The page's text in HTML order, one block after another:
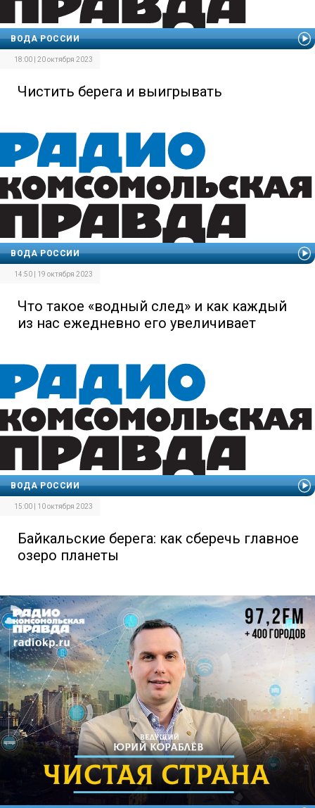
ВОДА РОССИИ
18:00 | 20 октября 2023
Чистить берега и выигрывать
ВОДА РОССИИ
14:50 | 19 октября 2023
Что такое «водный след» и как каждый
из нас ежедневно его увеличивает
ВОДА РОССИИ
15:00 | 10 октября 2023
Байкальские берега: как сберечь главное
озеро планеты